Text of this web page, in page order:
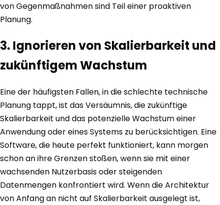
von Gegenmaßnahmen sind Teil einer proaktiven
Planung.
3. Ignorieren von Skalierbarkeit und
zukünftigem Wachstum
Eine der häufigsten Fallen, in die schlechte technische
Planung tappt, ist das Versäumnis, die zukünftige
Skalierbarkeit und das potenzielle Wachstum einer
Anwendung oder eines Systems zu berücksichtigen. Eine
Software, die heute perfekt funktioniert, kann morgen
schon an ihre Grenzen stoßen, wenn sie mit einer
wachsenden Nutzerbasis oder steigenden
Datenmengen konfrontiert wird. Wenn die Architektur
von Anfang an nicht auf Skalierbarkeit ausgelegt ist,